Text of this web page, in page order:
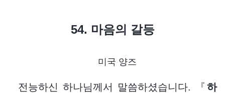
54. 마음의 갈등
미국 양즈
전능하신 하나님께서 말씀하셨습니다. 『 하